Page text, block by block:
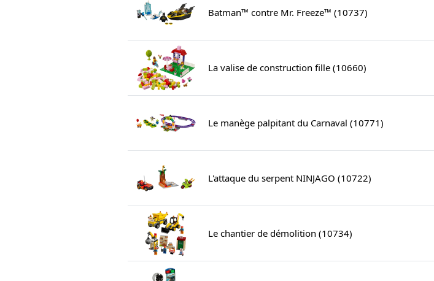
Batman™ contre Mr. Freeze™ (10737)
La valise de construction fille (10660)
Le manège palpitant du Carnaval (10771)
L'attaque du serpent NINJAGO (10722)
Le chantier de démolition (10734)